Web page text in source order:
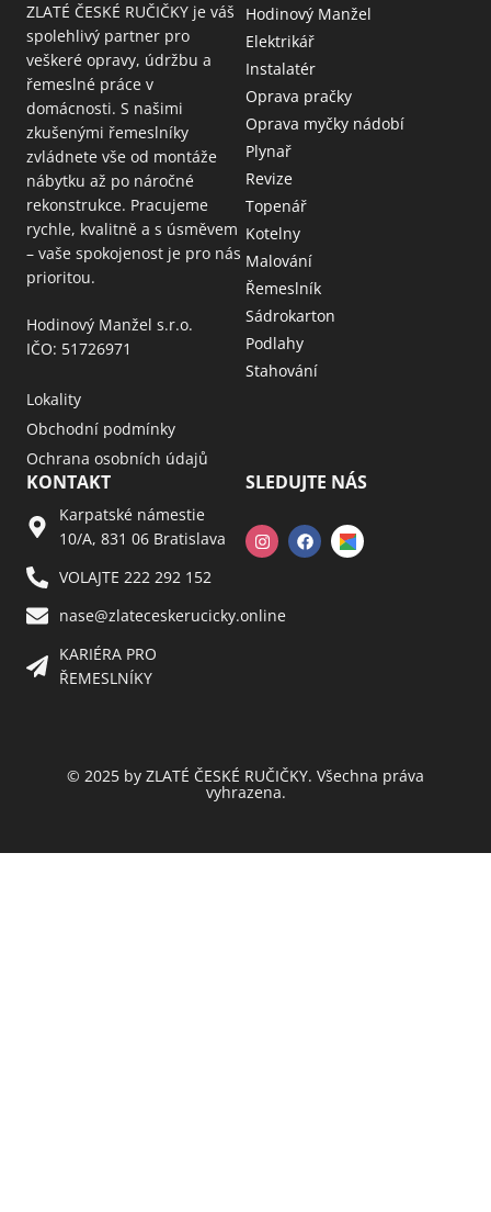
ZLATÉ ČESKÉ RUČIČKY je váš
spolehlivý partner pro
veškeré opravy, údržbu a
řemeslné práce v
domácnosti. S našimi
zkušenými řemeslníky
zvládnete vše od montáže
nábytku až po náročné
rekonstrukce. Pracujeme
rychle, kvalitně a s úsměvem
– vaše spokojenost je pro nás
prioritou.
Hodinový Manžel s.r.o.
IČO: 51726971
Lokality
Obchodní podmínky
Ochrana osobních údajů
Hodinový Manžel
Elektrikář
Instalatér
Oprava pračky
Oprava myčky nádobí
Plynař
Revize
Topenář
Kotelny
Malování
Řemeslník
Sádrokarton
Podlahy
Stahování
KONTAKT
Karpatské námestie
10/A, 831 06 Bratislava
VOLAJTE 222 292 152
nase@zlateceskerucicky.online
KARIÉRA PRO
ŘEMESLNÍKY
SLEDUJTE NÁS
© 2025 by ZLATÉ ČESKÉ RUČIČKY. Všechna práva
vyhrazena.